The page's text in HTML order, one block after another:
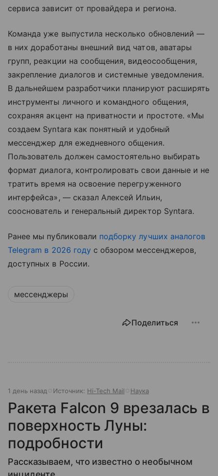
сервиса зависит от провайдера и региона.
Команда уже выпустила несколько обновлений —
в них доработаны внешний вид чатов, аватары
групп, реакции на сообщения, видеосообщения,
закрепление диалогов и системные уведомления.
В дальнейшем разработчики планируют расширять
инструменты личного и командного общения,
сохраняя акцент на приватности и простоте. «Мы
создаем Syntara как понятный и удобный
мессенджер для ежедневного общения.
Пользователь должен самостоятельно выбирать
формат диалога, контролировать свои данные и не
тратить время на освоение перегруженного
интерфейса», — сказал Алексей Ильин,
сооснователь и генеральный директор Syntara.
Ранее мы публиковали подборку лучших аналогов
Telegram в 2026 году с обзором мессенджеров,
доступных в России.
мессенджеры
Поделиться
1 день назад Источник: Hi-Tech Mail Наука
Ракета Falcon 9 врезалась в
поверхность Луны:
подробности
Рассказываем, что известно о необычном